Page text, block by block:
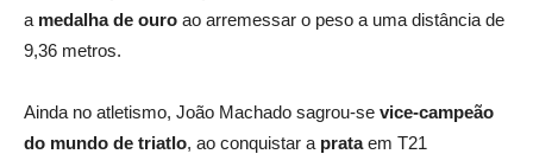
a medalha de ouro ao arremessar o peso a uma distância de
9,36 metros.
Ainda no atletismo, João Machado sagrou-se vice-campeão
do mundo de triatlo, ao conquistar a prataem T21